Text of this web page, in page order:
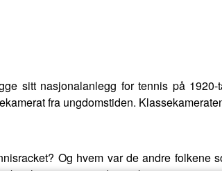
sitt nasjonalanlegg for tennis på
fra ungdomstiden.
Og hvem var de andre folkene
til røttene av verdens viktigste